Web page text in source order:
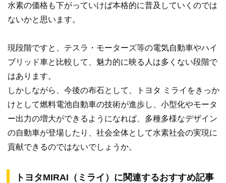
水素の価格も下がっていけば本格的に普及していくのでは
ないかと思います。
現段階ですと、テスラ・モーターズ等の電気自動車やハイ
ブリッド車と比較して、魅力的に映る人は多くない段階で
はあります。
しかしながら、今後の布石として、トヨタ ミライをきっか
けとして燃料電池自動車の技術が進歩し、小型化やモータ
ー出力の増大ができるようになれば、多種多様なデザイン
の自動車が登場したり、社会全体として水素社会の実現に
貢献できるのではないでしょうか。
トヨタMIRAI（ミライ）に関連するおすすめ記事